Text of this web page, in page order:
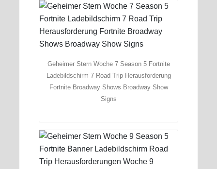
Geheimer Stern Woche 7 Season 5 Fortnite
Ladebildschirm 7 Road Trip Herausforderung
Fortnite Broadway Shows Broadway Show
Signs